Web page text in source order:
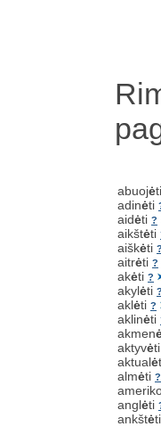
abuojėti
adinėti
aidėti ?
aikštėti
aiškėti ?
aitrėti ?
akėti ?
akylėti ?
aklėti ?
aklinėti
akmen
aktyvėti
aktualė
almėti ?
anglėti
ankštėti